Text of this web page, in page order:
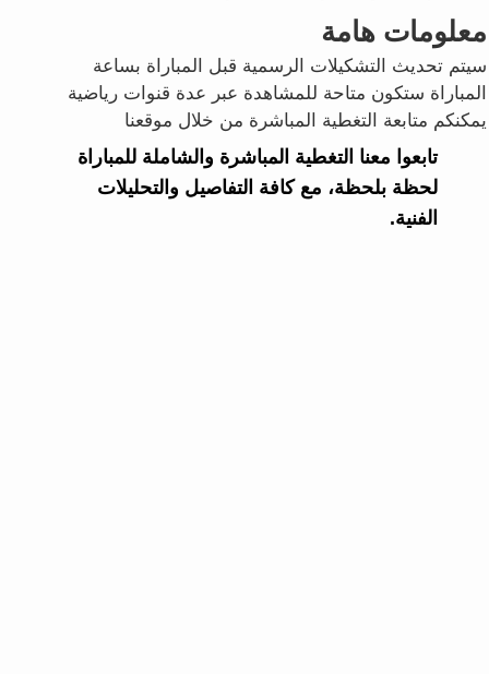
معلومات هامة
سيتم تحديث التشكيلات الرسمية قبل المباراة بساعة
المباراة ستكون متاحة للمشاهدة عبر عدة قنوات رياضية
يمكنكم متابعة التغطية المباشرة من خلال موقعنا
تابعوا معنا التغطية المباشرة والشاملة للمباراة
لحظة بلحظة، مع كافة التفاصيل والتحليلات
الفنية.